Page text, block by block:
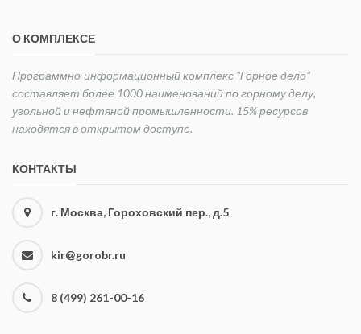
О КОМПЛЕКСЕ
Программно-информационный комплекс "Горное дело"
составляет более 1000 наименований по горному делу,
угольной и нефтяной промышленности. 15% ресурсов
находятся в открытом доступе.
КОНТАКТЫ
г. Москва, Гороховский пер., д.5
kir@gorobr.ru
8 (499) 261-00-16